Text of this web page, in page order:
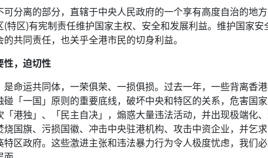
分离的部分，直辖于中央人民政府的一个享有高度自治的地
特区)有宪制责任维护国家主权、安全和发展利益。维护国家安
共同责任，也关乎全港市民的切身利益。
性，迫切性
命运共同体，一荣俱荣、一损俱损。过去一年，一些背离香
「一国」原则的重要底线，破坏中央和特区的关系，危害国
港独」、「民主自决」，煽惑大量违法活动，并出现极端化
国旗、污损国徽、冲击中央驻港机构、攻击中资企业，并乞
区政府。这些激进主张和违法暴力行为令人极度忧虑，我们